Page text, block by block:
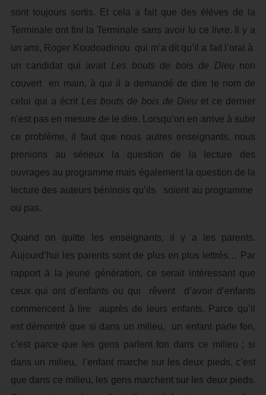
sont toujours sortis. Et cela a fait que des élèves de la
Terminale ont fini la Terminale sans avoir lu ce livre. Il y a
un ami, Roger Koudoadinou qui m’a dit qu’il a fait l’oral à
un candidat qui avait Les bouts de bois de Dieu non
couvert en main, à qui il a demandé de dire le nom de
celui qui a écrit Les bouts de bois de Dieu et ce dernier
n’est pas en mesure de le dire. Lorsqu’on en arrive à subir
ce problème, il faut que nous autres enseignants, nous
prenions au sérieux la question de la lecture des
ouvrages au programme mais également la question de la
lecture des auteurs béninois qu’ils soient au programme
ou pas.
Quand on quitte les enseignants, il y a les parents.
Aujourd’hui les parents sont de plus en plus lettrés… Par
rapport à la jeune génération, ce serait intéressant que
ceux qui ont d’enfants ou qui rêvent d’avoir d’enfants
commencent à lire auprès de leurs enfants. Parce qu’il
est démontré que si dans un milieu, un enfant parle fon,
c’est parce que les gens parlent fon dans ce milieu ; si
dans un milieu, l’enfant marche sur les deux pieds, c’est
que dans ce milieu, les gens marchent sur les deux pieds.